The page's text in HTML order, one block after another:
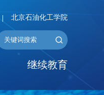
北京石油化工学院
继续教育